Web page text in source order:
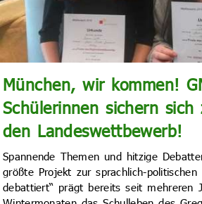
München, wir kommen!
Schülerinnen sichern
den Landeswettbewerb!
Spannende Themen und hitzige
größte Projekt zur sprachlich-politischen
debattiert“ prägt bereits seit mehreren